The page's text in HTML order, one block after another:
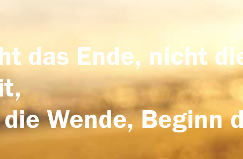
das Ende, nicht
Wende, Beginn